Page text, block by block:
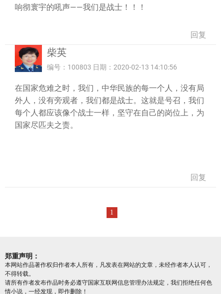
响彻寰宇的吼声——我们是战士！！！
回复
柴英
编号：100803 日期：2020-02-13 14:10:56
在国家危难之时，我们，中华民族的每一个人，没有局
外人，没有旁观者，我们都是战士。这就是号召，我们
每个人都应该像个战士一样，坚守在自己的岗位上，为
国家尽匹夫之责。
回复
1
郑重声明：
本网站作品著作权归作者本人所有，凡发表在网站的文章，未经作者本人认可，
不得转载。
请所有作者发布作品时务必遵守国家互联网信息管理办法规定，我们拒绝任何色
情小说，一经发现，即作删除！